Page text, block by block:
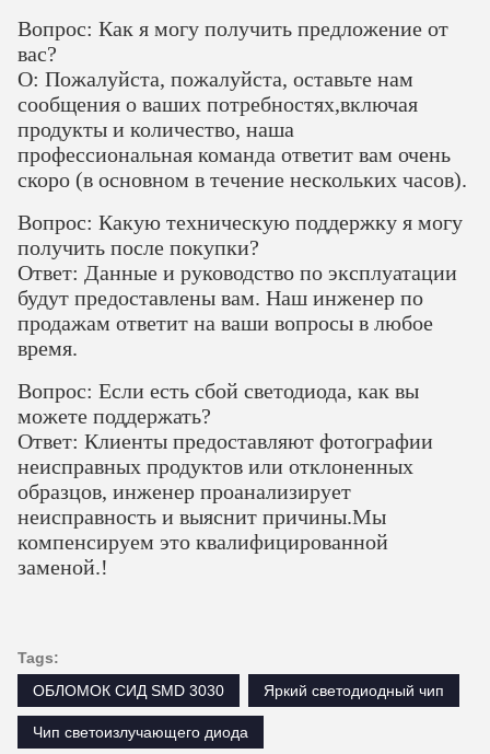
Вопрос: Как я могу получить предложение от
вас?
О: Пожалуйста, пожалуйста, оставьте нам
сообщения о ваших потребностях,включая
продукты и количество, наша
профессиональная команда ответит вам очень
скоро (в основном в течение нескольких часов).
Вопрос: Какую техническую поддержку я могу
получить после покупки?
Ответ: Данные и руководство по эксплуатации
будут предоставлены вам. Наш инженер по
продажам ответит на ваши вопросы в любое
время.
Вопрос: Если есть сбой светодиода, как вы
можете поддержать?
Ответ: Клиенты предоставляют фотографии
неисправных продуктов или отклоненных
образцов, инженер проанализирует
неисправность и выяснит причины.Мы
компенсируем это квалифицированной
заменой.!
Tags:
ОБЛОМОК СИД SMD 3030
Яркий светодиодный чип
Чип светоизлучающего диода